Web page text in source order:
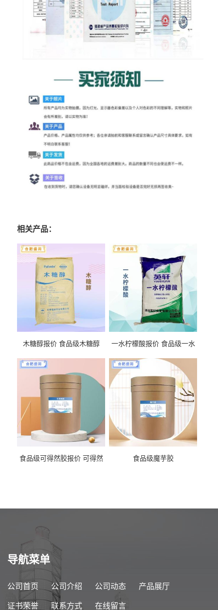
相关产品：
木糖醇报价 食品级木糖醇
一水柠檬酸报价 食品级一水
食品级可得然胶报价 可得然
食品级魔芋胶
导航菜单
公司首页 公司介绍 公司动态 产品展厅
证书荣誉 联系方式 在线留言